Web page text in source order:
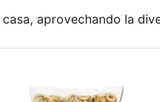
aprovechando la